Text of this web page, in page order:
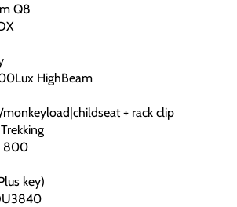
Q8
HighBeam
+ rack clip
800
key)